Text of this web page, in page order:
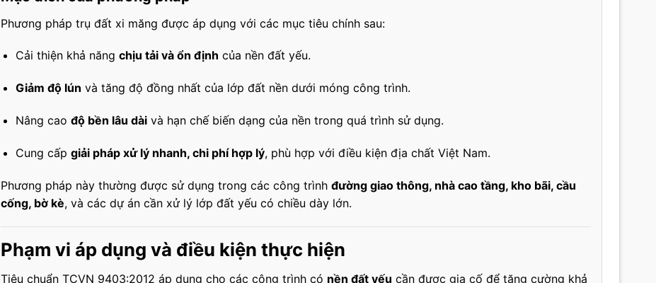
Phương pháp trụ đất xi măng được áp dụng với các mục tiêu chính sau:
Cải thiện khả năng chịu tải và ổn định của nền đất yếu.
Giảm độ lún và tăng độ đồng nhất của lớp đất nền dưới móng công trình.
Nâng cao độ bền lâu dàivà hạn chế biến dạng của nền trong quá trình sử dụng.
Cung cấp giải pháp xử lý nhanh, chi phí hợp lý, phù hợp với điều kiện địa chất Việt Nam.
Phương pháp này thường được sử dụng trong các công trình đường giao thông, nhà cao tầng, kho bãi, cầu
cống, bờ kè, và các dự án cần xử lý lớp đất yếu có chiều dày lớn.
Phạm vi áp dụng và điều kiện thực hiện
Tiêu chuẩn TCVN 9403:2012 áp dụng cho các công trình có nền đất yếu cần được gia cố để tăng cường khả